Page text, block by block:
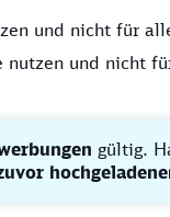
und nicht für
nutzen und nicht
gültig.